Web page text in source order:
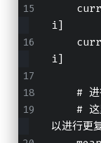
i]
i]
#
以进行更